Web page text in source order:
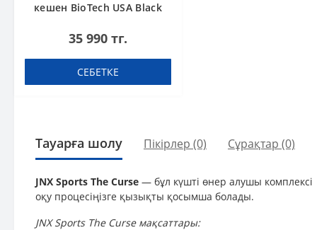
кешен BioTech USA Black
60 ml шоты (қорапта 20
35 990 тг.
СЕБЕТКЕ
Тауарға шолу Пікірлер (0) Сұрақтар (0)
JNX Sports The Curse — бұл күшті өнер алушы
оқу процесіңізге қызықты қосымша болады.
JNX Sports The Curse мақсаттары: